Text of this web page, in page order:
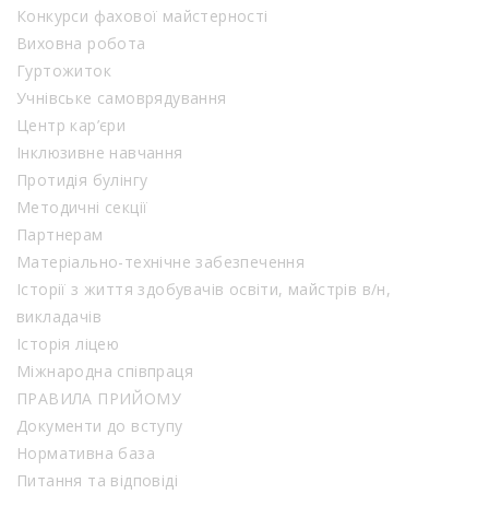
Конкурси фахової майстерності
Виховна робота
Гуртожиток
Учнівське самоврядування
Центр кар’єри
Інклюзивне навчання
Протидія булінгу
Методичні секції
Партнерам
Матеріально-технічне забезпечення
Історії з життя здобувачів освіти, майстрів в/н,
викладачів
Історія ліцею
Міжнародна співпраця
ПРАВИЛА ПРИЙОМУ
Документи до вступу
Нормативна база
Питання та відповіді